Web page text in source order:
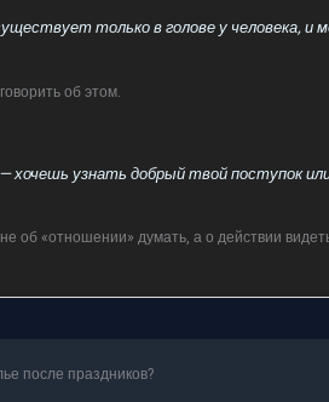
только в голове у человека,
об этом.
хочешь узнать добрый твой поступок
об «отношении» думать, а о действии
после праздников?